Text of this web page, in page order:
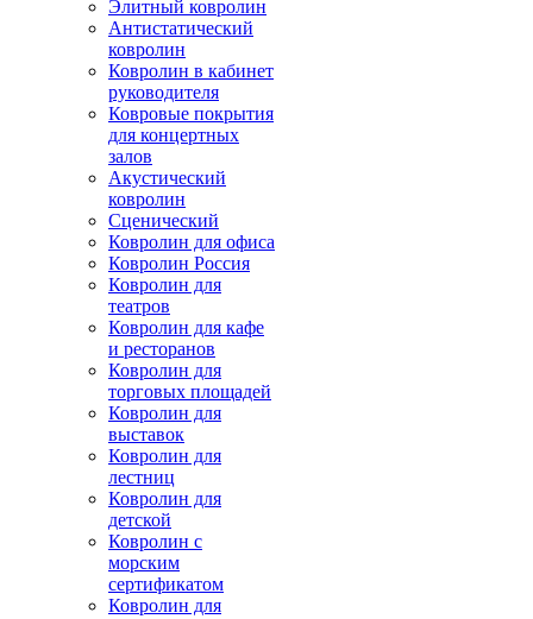
Элитный ковролин
Антистатический
ковролин
Ковролин в кабинет
руководителя
Ковровые покрытия
для концертных
залов
Акустический
ковролин
Сценический
Ковролин для офиса
Ковролин Россия
Ковролин для
театров
Ковролин для кафе
и ресторанов
Ковролин для
торговых площадей
Ковролин для
выставок
Ковролин для
лестниц
Ковролин для
детской
Ковролин с
морским
сертификатом
Ковролин для